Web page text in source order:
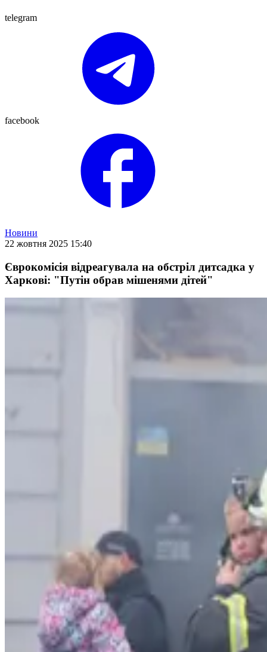
telegram
facebook
Новини
22 жовтня 2025 15:40
Єврокомісія відреагувала на обстріл дитсадка у
Харкові: "Путін обрав мішенями дітей"